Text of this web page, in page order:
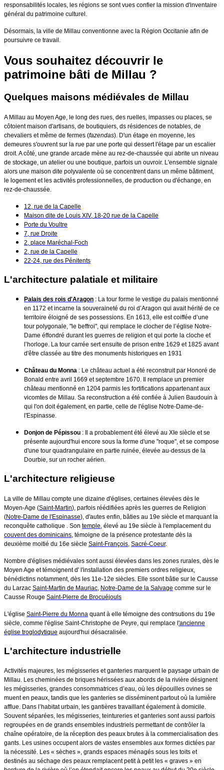
responsabilités locales, les régions se sont vues confier la mission d'inventaire
général du patrimoine culturel.
Désormais, la ville de Millau conventionne avec la Région Occitanie afin de
poursuivre ce travail.
Vous souhaitez découvrir le
patrimoine bâti de Millau ?
Quelques maisons médiévales de Millau
A Millau au Moyen Age, le long des rues, des ruelles, impasses ou places, se
côtoient maison d'artisans, de boutiquiers, ds résidences de notables, de
chevaliers et même de fermes (fazendas). D'un étage en moyenne, les
demeures s'ouvrent sur la rue par une porte qui dessert l'étage par un escalier
droit. A côté, une grande arcade mène au rez-de-chaussée qui abrite un niveau
de stockage, un atelier ou une boutique, parfois un ouvroir. L'ensemble signale
alors une maison dite polyvalente où se concentrent dans un même bâtiment,
le logement et les activités professionnelles, de production ou d'échange, en
rez-de-chaussée.
12, rue de la Capelle
Maison dite de Louis XIV, 18-20 rue de la Capelle
Porte du Voultre
7, rue Droite
2, place Maréchal-Foch
2, rue de la Capelle
22-24, rue des Pénitents
L'architecture palatiale et militaire
Palais des rois d'Aragon : La tour forme le vestige du palais mentionné
en 1172 et incarne la souveraineté du roi d’Aragon qui avait hérité de ce
territoire éloigné de ses possessions. En 1613, elle est coiffée d’une
tour polygonale, "le beffroi", qui remplace le clocher de l’église Notre-
Dame éffondré durant les guerres de religion et qui porte la cloche et
l’horloge. La tour carrée sert ensuite de prison entre 1629 et 1825 avant
d'être classée au titre des monuments historiques en 1931
Château du Monna : Le château actuel a été reconstruit par Honoré de
Bonald entre avril 1669 et septembre 1670. Il remplace un premier
château mentionné en 1204 parmis les fortifications appartenant aux
vicomtes de Millau. Sa reconstruction a été confiée à Julien Baudouin à
qui l'on doit également, en partie, celle de l'église Notre-Dame-de-
l'Espinasse.
Donjon de Pépissou : Il a probablement été élevé au XIe siècle et se
présente aujourd'hui encore sous la forme d'une "roque", et se compose
d'une tour quadrangulaire en partie ruinée, élevée au-dessus de la
Dourbie, sur un rocher aérien.
L'architecture religieuse
La ville de Millau compte une dizaine d'églises, certaines élevées dès le
Moyen-Age (Saint-Martin), parfois réédifiées après les guerres de Religion
(Notre-Dame de l'Espinasse), d'autes enfin, bâties au 19e siècle et marquant la
reconquête catholique . Son temple, élevé au 19e siècle à l'emplacement du
couvent des dominicains, témoigne de la présence protestante dès la
deuxième moitié du 16e siècle Saint-François, Sacré-Coeur.
Nombre d'églises médiévales sont aussi élevées dans les zones rurales, dès le
Moyen Age et témoignent d' l'installation des premiers ordres religieux,
bénédictins notamment, dès les 11e-12e siècles. Elle ssont bâtie sur le Causse
du Larzac Saint-Martin de Mauriac, Notre-Dame de la Salvage comme sur le
Causse Rouge Saint-Pierre de Brocuéjouls
L'église Saint-Pierre du Monna quant à elle témoigne des contrsutions du 19e
siècle, comme l'église Saint-Christophe de Peyre, qui remplace l 'ancienne
église troglodytique aujourd'hui désacralisée.
L'architecture industrielle
Activités majeures, les mégisseries et ganteries marquent le paysage urbain de
Millau. Les cheminées de briques hérissées aux abords de la rivière désignent
les mégisseries, grandes consommatrices d’eau, où les dépouilles ovines se
muent en peaux, tandis que les ganteries se disséminent partout où la lumière
afflue. Dans l’habitat urbain, les gantières travaillant également à domicile.
Souvent séparées, les mégisseries, teintureries et ganteries sont aussi parfois
regroupées en de grands ensembles industriels permettant de contrôler la
chaîne opératoire, de la réception des peaux brutes à la commercialisation des
gants. Les usines occupent alors de vastes ensembles aux formes dictées par
la nécessité. Les « sèches », grands espaces ménagés sous les toits et
destinés au séchage des peaux remplacent petit à petit les « graves » en